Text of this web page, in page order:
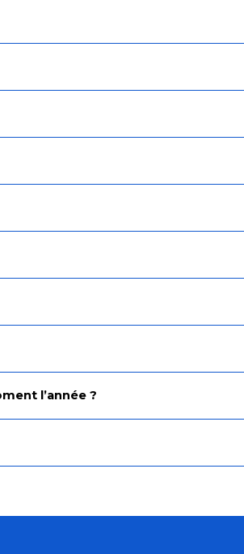
l’année ?